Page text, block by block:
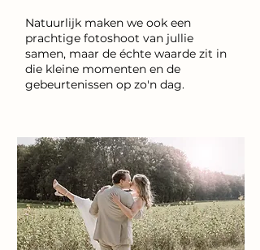
Natuurlijk maken we ook een
prachtige fotoshoot van jullie
samen, maar de échte waarde zit in
die kleine momenten en de
gebeurtenissen op zo'n dag.